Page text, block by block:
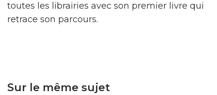
toutes les librairies avec son premier livre qui
retrace son parcours.
Sur le même sujet